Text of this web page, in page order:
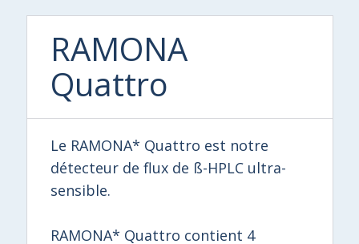
RAMONA
Quattro
Le RAMONA* Quattro est notre
détecteur de flux de ß-HPLC ultra-
sensible.
RAMONA* Quattro contient 4